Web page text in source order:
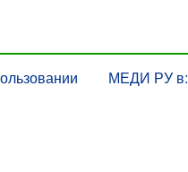
МЕДИ РУ в: